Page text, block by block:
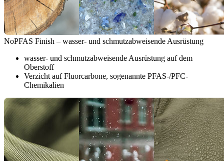
NoPFAS Finish – wasser- und schmutzabweisende Ausrüstung
wasser- und schmutzabweisende Ausrüstung auf dem
Oberstoff
Verzicht auf Fluorcarbone, sogenannte PFAS-/PFC-
Chemikalien